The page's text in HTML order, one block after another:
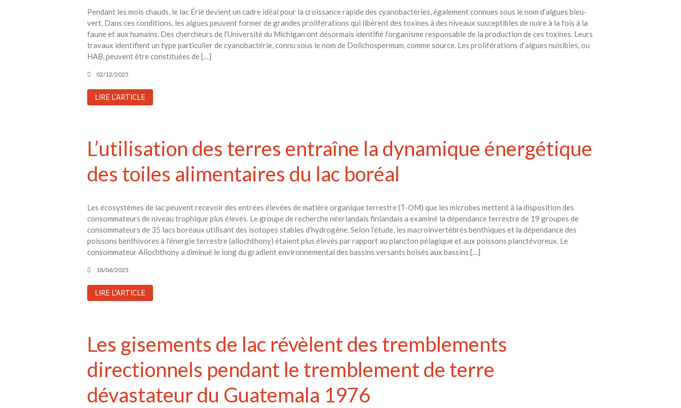
Pendant les mois chauds, le lac Érié devient un cadre idéal pour la croissance rapide des cyanobactéries, également connues sous le nom d’algues bleu-
vert. Dans ces conditions, les algues peuvent former de grandes proliférations qui libèrent des toxines à des niveaux susceptibles de nuire à la fois à la
faune et aux humains. Des chercheurs de l’Université du Michigan ont désormais identifié l’organisme responsable de la production de ces toxines. Leurs
travaux identifient un type particulier de cyanobactérie, connu sous le nom de Dolichospermum, comme source. Les proliférations d’algues nuisibles, ou
HAB, peuvent être constituées de […]
02/12/2025
LIRE L'ARTICLE
L’utilisation des terres entraîne la dynamique énergétique
des toiles alimentaires du lac boréal
Les écosystèmes de lac peuvent recevoir des entrées élevées de matière organique terrestre (T-OM) que les microbes mettent à la disposition des
consommateurs de niveau trophique plus élevés. Le groupe de recherche néerlandais finlandais a examiné la dépendance terrestre de 19 groupes de
consommateurs de 35 lacs boréaux utilisant des isotopes stables d’hydrogène. Selon l’étude, les macroinvertébrés benthiques et la dépendance des
poissons benthivores à l’énergie terrestre (allochthony) étaient plus élevés par rapport au plancton pélagique et aux poissons planctévoreux. Le
consommateur Allochthony a diminué le long du gradient environnemental des bassins versants boisés aux bassins […]
18/06/2025
LIRE L'ARTICLE
Les gisements de lac révèlent des tremblements
directionnels pendant le tremblement de terre
dévastateur du Guatemala 1976